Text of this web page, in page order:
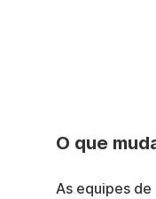
O que
As equipes